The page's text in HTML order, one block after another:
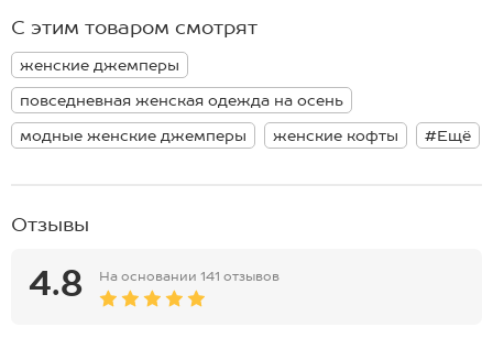
кофту единого размера onesize.
Кардиган для женщин не сковывает движений, только легкость и
максимальное удобство. Вязаный жакет в полоску отлично
подходит для прогулок осенью или зимой, на работу или в офис.
Полосатый кардиган свободного кроя подойдет для стильных
зимних образов.
Внимание: пуговицы могут отличаться.
С этим товаром смотрят
женские джемперы
повседневная женская одежда на осень
модные женские джемперы
женские кофты #Ещё
Отзывы
4.8 На основании 141 отзывов